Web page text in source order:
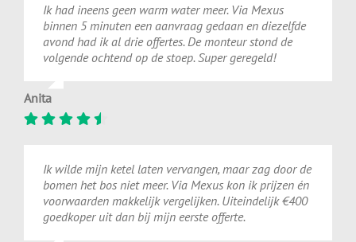
Ik had ineens geen warm water meer. Via Mexus
binnen 5 minuten een aanvraag gedaan en diezelfde
avond had ik al drie offertes. De monteur stond de
volgende ochtend op de stoep. Super geregeld!
Anita
Ik wilde mijn ketel laten vervangen, maar zag door de
bomen het bos niet meer. Via Mexus kon ik prijzen én
voorwaarden makkelijk vergelijken. Uiteindelijk €400
goedkoper uit dan bij mijn eerste offerte.